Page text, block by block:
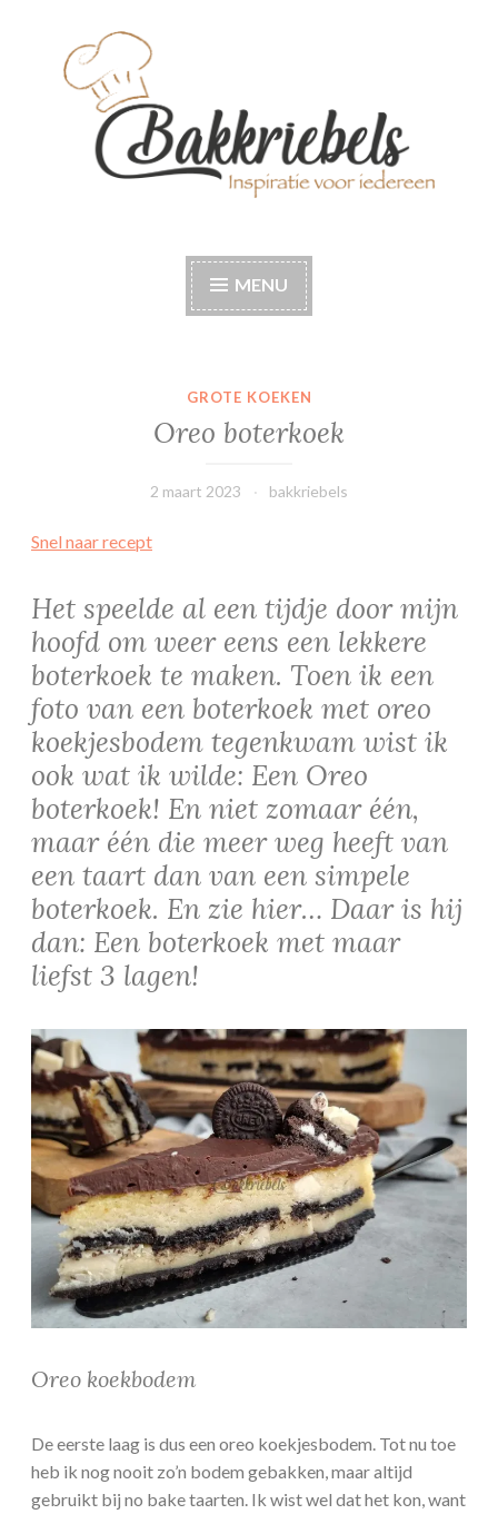
Bakkriebels
MENU
GROTE KOEKEN
Oreo boterkoek
2 maart 2023 bakkriebels
Snel naar recept
Het speelde al een tijdje door mijn
hoofd om weer eens een lekkere
boterkoek te maken. Toen ik een
foto van een boterkoek met oreo
koekjesbodem tegenkwam wist ik
ook wat ik wilde: Een Oreo
boterkoek! En niet zomaar één,
maar één die meer weg heeft van
een taart dan van een simpele
boterkoek. En zie hier… Daar is hij
dan: Een boterkoek met maar
liefst 3 lagen!
Oreo koekbodem
De eerste laag is dus een oreo koekjesbodem. Tot nu toe
heb ik nog nooit zo’n bodem gebakken, maar altijd
gebruikt bij no bake taarten. Ik wist wel dat het kon, want